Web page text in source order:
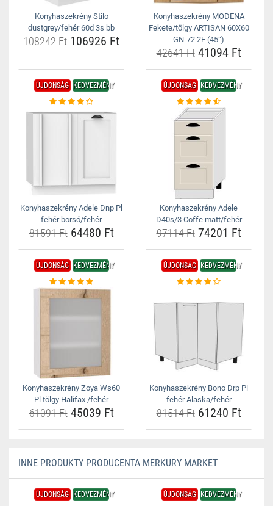
Konyhaszekrény Stilo
dustgrey/fehér 60d 3s bb
108242 Ft 106926 Ft
Konyhaszekrény MODENA
Fekete/tölgy ARTISAN 60X60
GN-72 2F (45°)
42641 Ft41094 Ft
ÚJDONSÁG KEDVEZMÉNY
Konyhaszekrény Adele Dnp Pl
fehér borsó/fehér
81591 Ft64480 Ft
ÚJDONSÁG KEDVEZMÉNY
Konyhaszekrény Adele
D40s/3 Coffe matt/fehér
97114 Ft74201 Ft
ÚJDONSÁG KEDVEZMÉNY
Konyhaszekrény Zoya Ws60
Pl tölgy Halifax /fehér
61091 Ft45039 Ft
ÚJDONSÁG KEDVEZMÉNY
Konyhaszekrény Bono Drp Pl
fehér Alaska/fehér
81514 Ft61240 Ft
INNE PRODUKTY PRODUCENTA MERKURY MARKET
ÚJDONSÁG KEDVEZMÉNY ÚJDONSÁG KEDVEZMÉNY